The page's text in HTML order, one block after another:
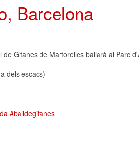
Barcelona
Gitanes de Martorelles ballarà al Parc
dels escacs)
#balldegitanes